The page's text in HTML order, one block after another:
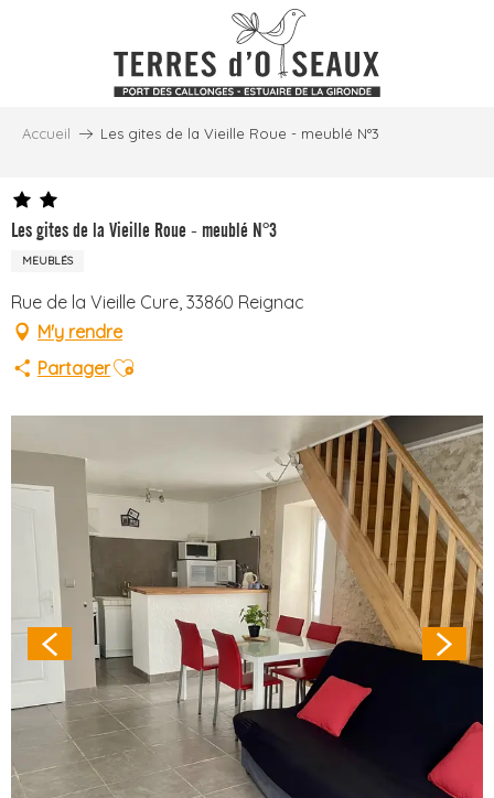
Accueil Les gites de la Vieille Roue - meublé N°3
Les gites de la Vieille Roue - meublé N°3
MEUBLÉS
Rue de la Vieille Cure, 33860 Reignac
M'y rendre
PartagerAjouter aux favoris